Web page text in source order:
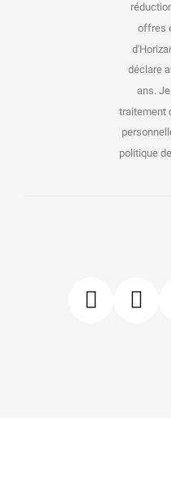
offres
déclare
ans.
traitement
politique